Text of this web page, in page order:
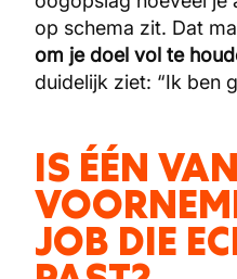
op schema zit. Dat
om je doel vol te
duidelijk ziet: “Ik ben
IS ÉÉN
JOB DIE